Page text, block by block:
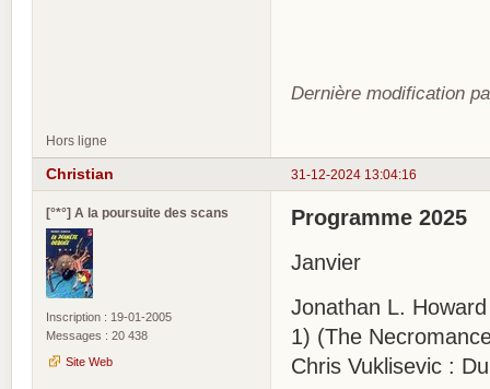
Dernière modification
Hors ligne
31-12-2024 13:04:16
Christian
[°*°] A la poursuite des scans
Inscription : 19-01-2005
Messages : 20 438
Site Web
Programme 2025
Janvier
Jonathan L.
1) (The
Chris Vuklisevic :